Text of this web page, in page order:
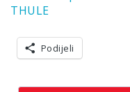
THULE
Podijeli